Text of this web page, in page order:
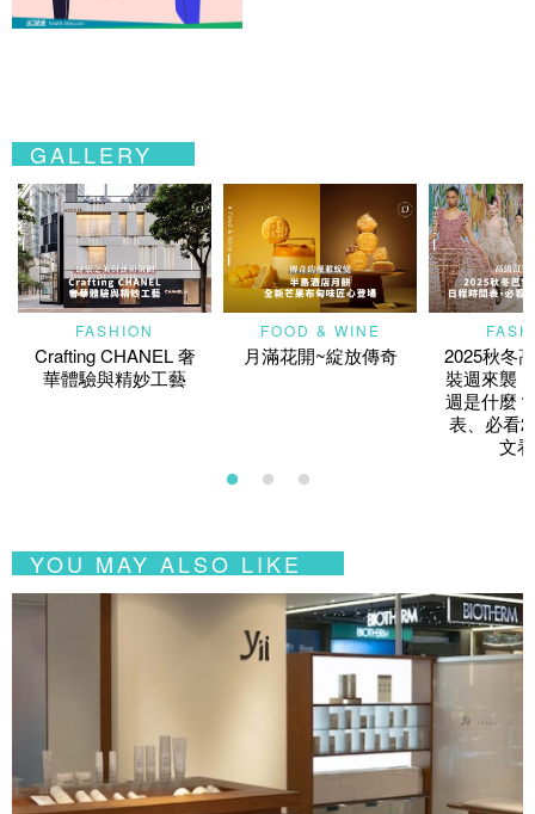
GALLERY
FASHION
Crafting CHANEL 奢
華體驗與精妙工藝
FOOD & WINE
月滿花開~綻放傳奇
2025秋冬
裝週來襲
週是什麼
表、必看
文
YOU MAY ALSO LIKE